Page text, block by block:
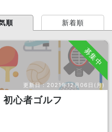
順 新着順
募集中
更新日： 2021年12月06日(月)
心者ゴルフ